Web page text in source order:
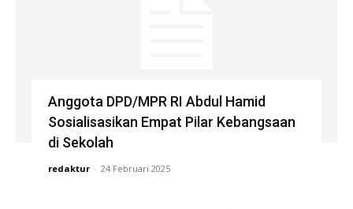
Anggota DPD/MPR RI Abdul Hamid
Sosialisasikan Empat Pilar Kebangsaan
di Sekolah
redaktur - 24 Februari 2025